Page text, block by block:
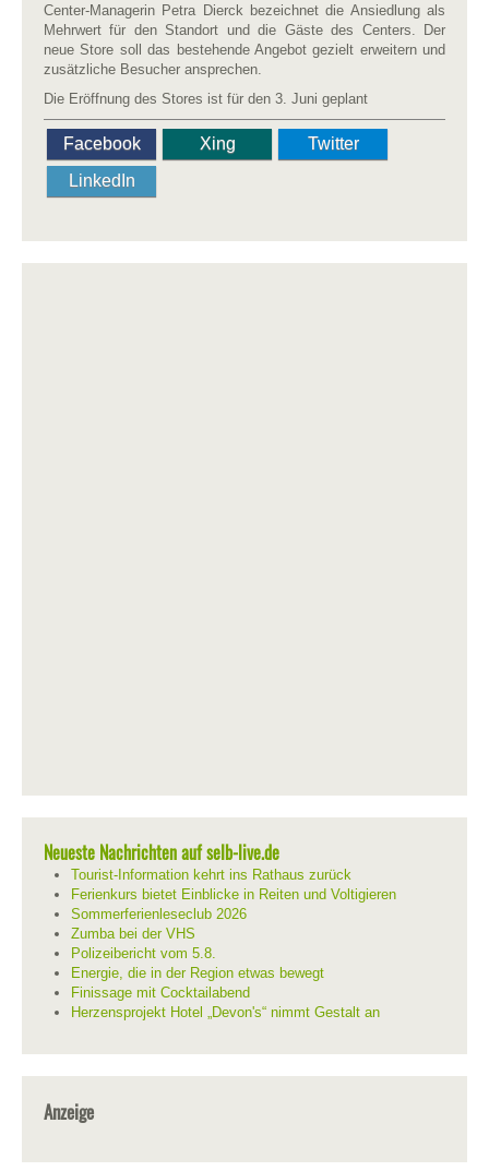
Center-Managerin Petra Dierck bezeichnet die Ansiedlung als
Mehrwert für den Standort und die Gäste des Centers. Der
neue Store soll das bestehende Angebot gezielt erweitern und
zusätzliche Besucher ansprechen.
Die Eröffnung des Stores ist für den 3. Juni geplant
Facebook Xing
Twitter
LinkedIn
Neueste Nachrichten auf selb-live.de
Tourist-Information kehrt ins Rathaus zurück
Ferienkurs bietet Einblicke in Reiten und Voltigieren
Sommerferienleseclub 2026
Zumba bei der VHS
Polizeibericht vom 5.8.
Energie, die in der Region etwas bewegt
Finissage mit Cocktailabend
Herzensprojekt Hotel „Devon's“ nimmt Gestalt an
Anzeige